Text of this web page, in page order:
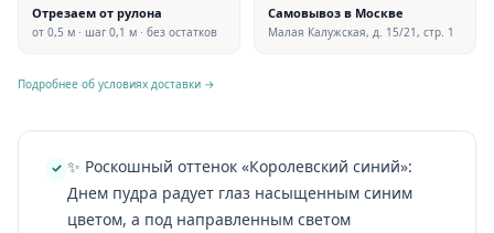
Отрезаем от рулона
от 0,5 м · шаг 0,1 м · без остатков
Самовывоз в Москве
Малая Калужская, д. 15/21, стр. 1
Подробнее об условиях доставки →
✨ Роскошный оттенок «Королевский синий»:
Днем пудра радует глаз насыщенным синим
цветом, а под направленным светом